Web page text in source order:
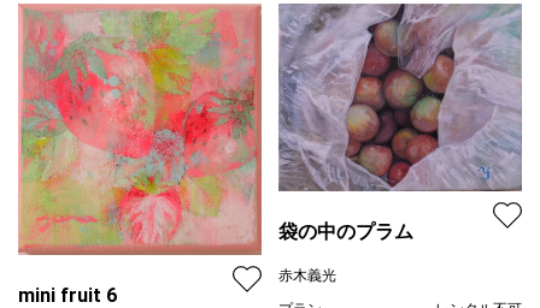
mini fruit 6
袋の中のプラム
赤木義光